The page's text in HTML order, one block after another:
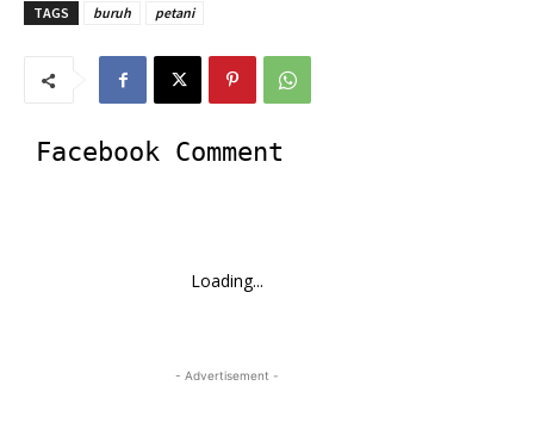
TAGS buruh petani
Facebook Comment
Loading...
- Advertisement -